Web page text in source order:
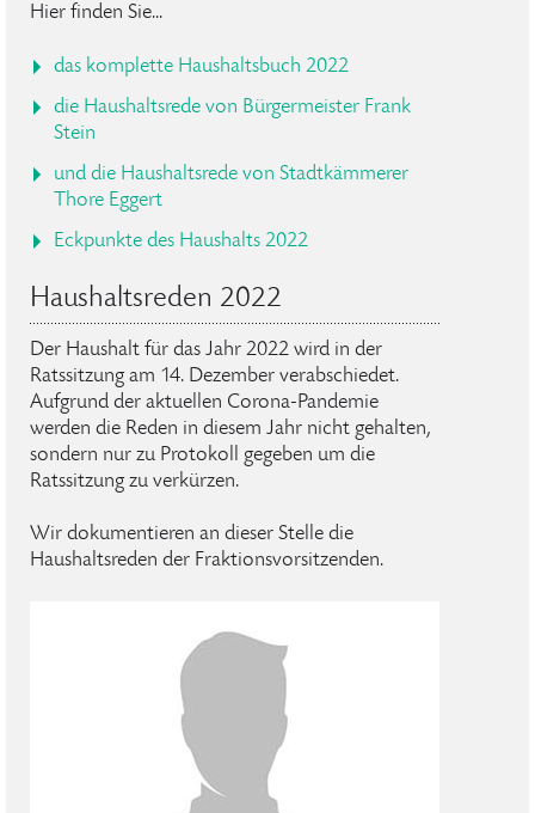
Hier finden Sie...
das komplette Haushaltsbuch 2022
die Haushaltsrede von Bürgermeister Frank
Stein
und die Haushaltsrede von Stadtkämmerer
Thore Eggert
Eckpunkte des Haushalts 2022
Haushaltsreden 2022
Der Haushalt für das Jahr 2022 wird in der
Ratssitzung am 14. Dezember verabschiedet.
Aufgrund der aktuellen Corona-Pandemie
werden die Reden in diesem Jahr nicht gehalten,
sondern nur zu Protokoll gegeben um die
Ratssitzung zu verkürzen.
Wir dokumentieren an dieser Stelle die
Haushaltsreden der Fraktionsvorsitzenden.